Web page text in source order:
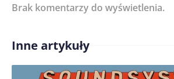
Treść komentarza*
Imię/ Nick*
Brak komentarzy do wyświetlenia.
Inne artykuły